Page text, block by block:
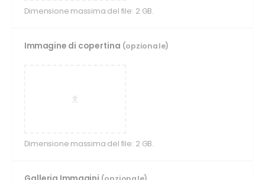
Dimensione massima del file: 2 GB.
Immagine di copertina (opzionale)
Dimensione massima del file: 2 GB.